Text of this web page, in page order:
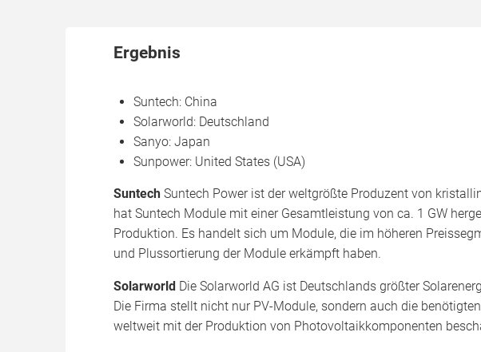
Ergebnis
Suntech: China
Solarworld: Deutschland
Sanyo: Japan
Sunpower: United States (USA)
Suntech Suntech Power ist der weltgrößte Produzent von
hat Suntech Module mit einer Gesamtleistung von ca. 1 GW
Produktion. Es handelt sich um Module, die im höheren
und Plussortierung der Module erkämpft haben.
Solarworld Die Solarworld AG ist Deutschlands größter
Die Firma stellt nicht nur PV-Module, sondern auch die
weltweit mit der Produktion von Photovoltaikkomponenten